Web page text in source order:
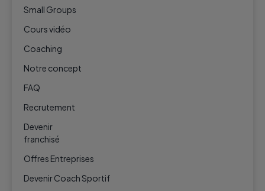
Small Groups
Cours vidéo
Coaching
Notre concept
FAQ
Recrutement
Devenir
franchisé
Offres Entreprises
Devenir Coach Sportif